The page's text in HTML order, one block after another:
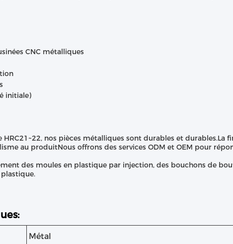
CNC métalliques
initiale)
HRC21~22, nos pièces métalliques sont durables et durables.La
au produitNous offrons des services ODM et OEM pour
des moules en plastique par injection, des bouchons de
Métal